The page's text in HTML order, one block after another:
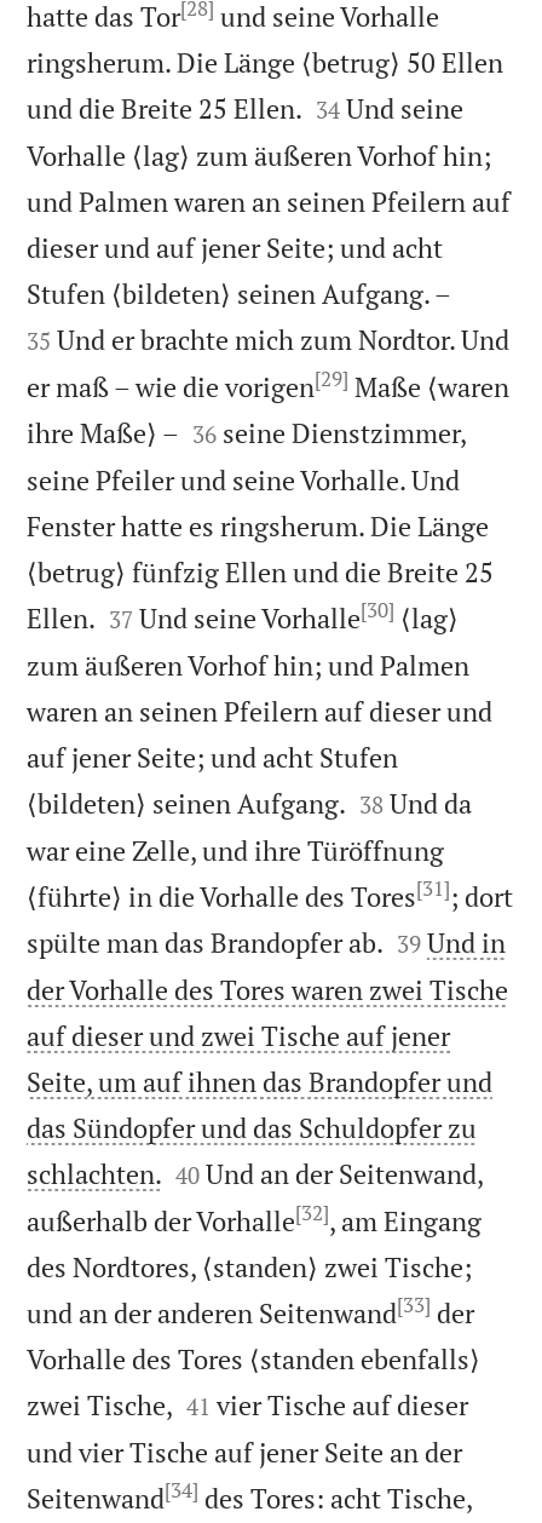
hatte das Tor[28] und seine Vorhalle
ringsherum. Die Länge ⟨betrug⟩ 50 Ellen
und die Breite 25 Ellen. 

34 Und seine
Vorhalle ⟨lag⟩ zum äußeren Vorhof hin;
und Palmen waren an seinen Pfeilern auf
dieser und auf jener Seite; und acht
Stufen ⟨bildeten⟩ seinen Aufgang. –
35 Und er brachte mich zum Nordtor. Und
er maß – wie die vorigen[29] Maße ⟨waren
ihre Maße⟩ – 

36 seine Dienstzimmer,
seine Pfeiler und seine Vorhalle. Und
Fenster hatte es ringsherum. Die Länge
⟨betrug⟩ fünfzig Ellen und die Breite 25
Ellen. 

37 Und seine Vorhalle[30] ⟨lag⟩
zum äußeren Vorhof hin; und Palmen
waren an seinen Pfeilern auf dieser und
auf jener Seite; und acht Stufen
⟨bildeten⟩ seinen Aufgang. 

38 Und da
war eine Zelle, und ihre Türöffnung
⟨führte⟩ in die Vorhalle des Tores[31]; dort
spülte man das Brandopfer ab. 

39 Und in
der Vorhalle des Tores waren zwei Tische
auf dieser und zwei Tische auf jener
Seite, um auf ihnen das Brandopfer und
das Sündopfer und das Schuldopfer zu
schlachten. 

40 Und an der Seitenwand,
außerhalb der Vorhalle[32], am Eingang
des Nordtores, ⟨standen⟩ zwei Tische;
und an der anderen Seitenwand[33] der
Vorhalle des Tores ⟨standen ebenfalls⟩
zwei Tische, 

41 vier Tische auf dieser
und vier Tische auf jener Seite an der
Seitenwand[34] des Tores: acht Tische,